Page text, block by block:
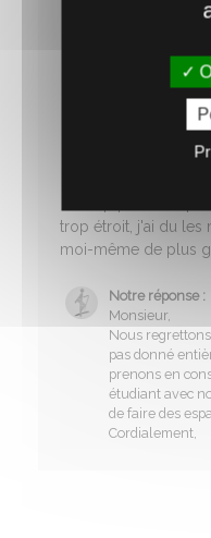
avis sur ce
Cordialement,
L'ALLIANCE
trop étroit, j'ai du les
moi-même de plus
Notre réponse :
Monsieur,
Nous
pas donné
prenons en
étudiant avec
de faire des
Cordialement,